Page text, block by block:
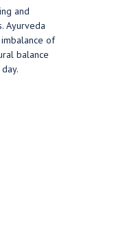
and
Ayurveda
imbalance of
balance